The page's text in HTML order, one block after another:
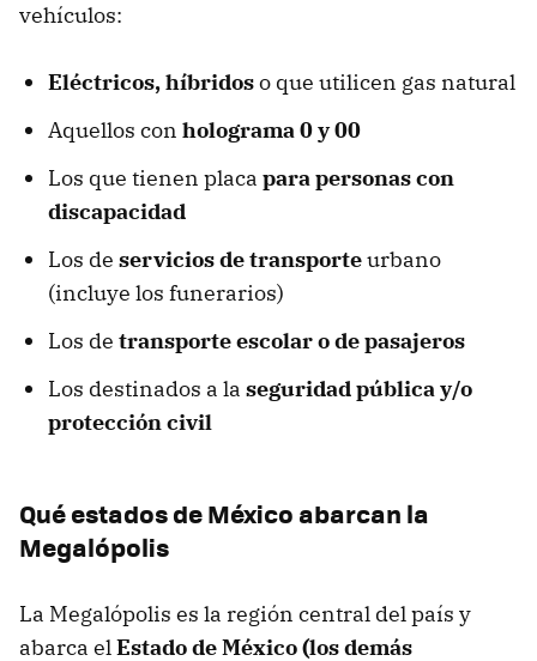
vehículos:
Eléctricos, híbridoso que utilicen gas natural
Aquellos con holograma 0 y 00
Los que tienen placa para personas con
discapacidad
Los de servicios de transporteurbano
(incluye los funerarios)
Los de transporte escolar o de pasajeros
Los destinados a la seguridad pública y/o
protección civil
Qué estados de México abarcan la
Megalópolis
La Megalópolis es la región central del país y
abarca elEstado de México (los demás